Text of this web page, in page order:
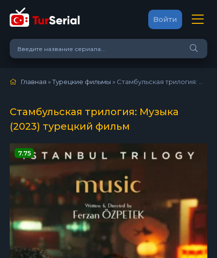
Войти
Главная »Турецкие фильмы » Стамбульская трилогия: Музыка
Стамбульская трилогия: Музыка
(2023) турецкий фильм
7.75